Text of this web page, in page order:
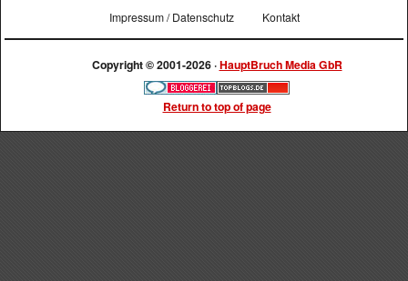
Impressum / Datenschutz Kontakt
Copyright © 2001-2026 ·HauptBruch Media GbR
Return to top of page